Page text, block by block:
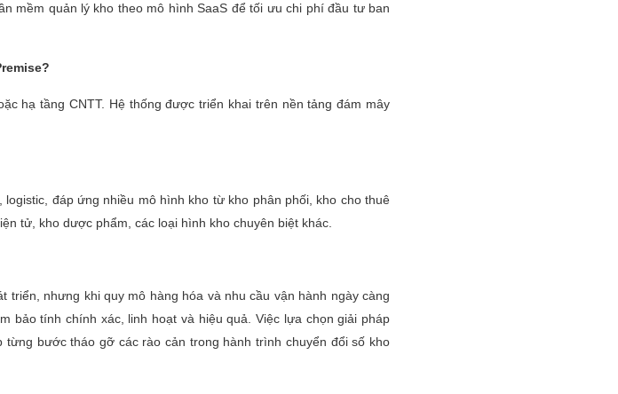
mềm quản lý kho theo mô hình SaaS để tối ưu chi phí đầu tư ban
hạ tầng CNTT. Hệ thống được triển khai trên nền tảng đám mây
đáp ứng nhiều mô hình kho từ kho phân phối, kho cho thuê
tử, kho dược phẩm, các loại hình kho chuyên biệt khác.
nhưng khi quy mô hàng hóa và nhu cầu vận hành ngày càng
bảo tính chính xác, linh hoạt và hiệu quả. Việc lựa chọn giải pháp
bước tháo gỡ các rào cản trong hành trình chuyển đổi số kho